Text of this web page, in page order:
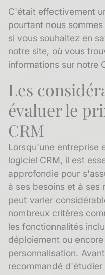
C'était effectivement
pourtant nous
si vous souhaitez en
notre site, où vous
informations sur notre
Les
évaluer le
CRM
Lorsqu'une entreprise
logiciel CRM, il est
approfondie pour
à ses besoins et à ses
peut varier
nombreux critères
les fonctionnalités
déploiement ou
personnalisation.
recommandé